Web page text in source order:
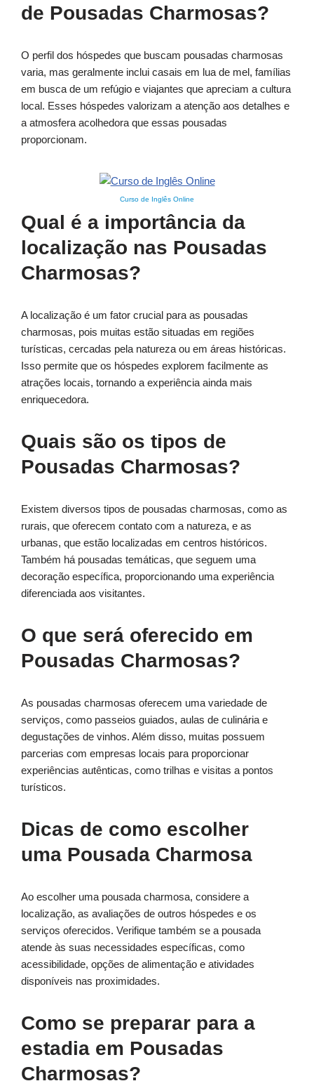
de Pousadas Charmosas?
O perfil dos hóspedes que buscam pousadas charmosas
varia, mas geralmente inclui casais em lua de mel, famílias
em busca de um refúgio e viajantes que apreciam a cultura
local. Esses hóspedes valorizam a atenção aos detalhes e
a atmosfera acolhedora que essas pousadas
proporcionam.
Curso de Inglês Online
Qual é a importância da
localização nas Pousadas
Charmosas?
A localização é um fator crucial para as pousadas
charmosas, pois muitas estão situadas em regiões
turísticas, cercadas pela natureza ou em áreas históricas.
Isso permite que os hóspedes explorem facilmente as
atrações locais, tornando a experiência ainda mais
enriquecedora.
Quais são os tipos de
Pousadas Charmosas?
Existem diversos tipos de pousadas charmosas, como as
rurais, que oferecem contato com a natureza, e as
urbanas, que estão localizadas em centros históricos.
Também há pousadas temáticas, que seguem uma
decoração específica, proporcionando uma experiência
diferenciada aos visitantes.
O que será oferecido em
Pousadas Charmosas?
As pousadas charmosas oferecem uma variedade de
serviços, como passeios guiados, aulas de culinária e
degustações de vinhos. Além disso, muitas possuem
parcerias com empresas locais para proporcionar
experiências autênticas, como trilhas e visitas a pontos
turísticos.
Dicas de como escolher
uma Pousada Charmosa
Ao escolher uma pousada charmosa, considere a
localização, as avaliações de outros hóspedes e os
serviços oferecidos. Verifique também se a pousada
atende às suas necessidades específicas, como
acessibilidade, opções de alimentação e atividades
disponíveis nas proximidades.
Como se preparar para a
estadia em Pousadas
Charmosas?